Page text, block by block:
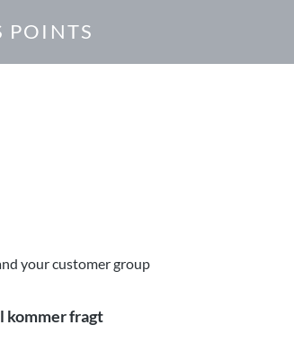
POINTS
your customer group
kommer fragt